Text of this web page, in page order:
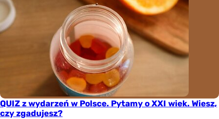
QUIZ z wydarzeń w Polsce. Pytamy o XXI wiek. Wiesz,
czy zgadujesz?